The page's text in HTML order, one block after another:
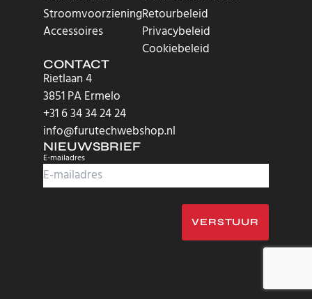
Stroomvoorziening
Accessoires
Retourbeleid
Privacybeleid
Cookiebeleid
CONTACT
Rietlaan 4
3851 PA Ermelo
+31 6 34 34 24 24
info@furutechwebshop.nl
NIEUWSBRIEF
E-mailadres